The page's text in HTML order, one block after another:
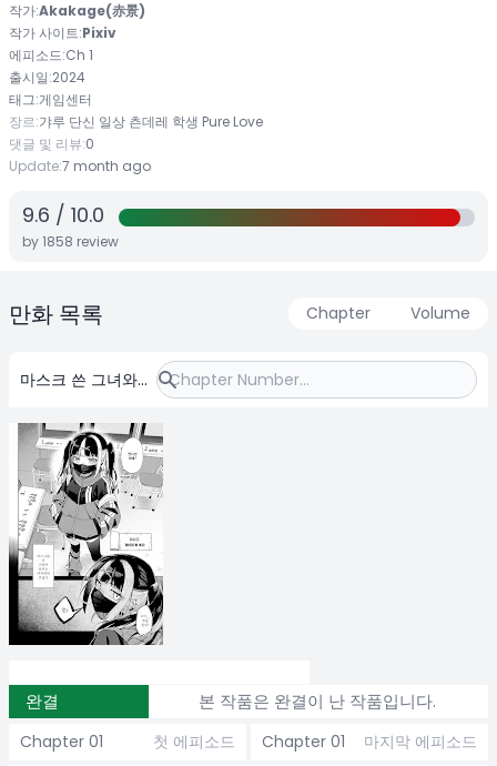
작가:Akakage(赤景)
작가 사이트:Pixiv
에피소드:Ch 1
출시일:2024
태그:게임센터
장르:갸루 단신 일상 츤데레 학생 Pure Love
댓글 및 리뷰:0
Update:7 month ago
9.6 / 10.0
by1858 review
만화 목록 Chapter Volume
마스크 쓴 그녀와
완결 본 작품은 완결이 난 작품입니다.
Chapter 01 첫 에피소드 Chapter 01
마지막 에피소드